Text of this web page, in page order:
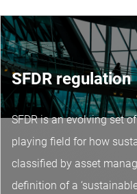
SFDR regulation
SFDR is an evolving set
playing field for how
classified by asset
definition of a